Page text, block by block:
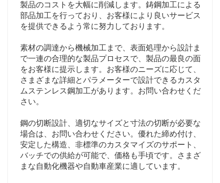
製品のコストを大幅に削減します。鋳鋼加工による
部品加工を行っており、お客様により良いサービス
を提供できるよう常に努力しております。
素材の調達から機械加工まで、表面処理から設計ま
で一連の合理的な製品プロセスで、製品の最良の面
をお客様に提示します。お客様のニーズに応じて、
さまざまな詳細とパラメーターで設計できるカスタ
ムステンレス鋼加工があります。お問い合わせくだ
さい。
鋼の切断設計、適切なサイズと寸法の切断が必要な
場合は、お問い合わせください。優れた締め付け、
安定した構造、非標準のカスタマイズのサポート、
バッチでの供給が可能で、価格も手頃です。さまざ
まな自動化機器や自動車産業に適しています。